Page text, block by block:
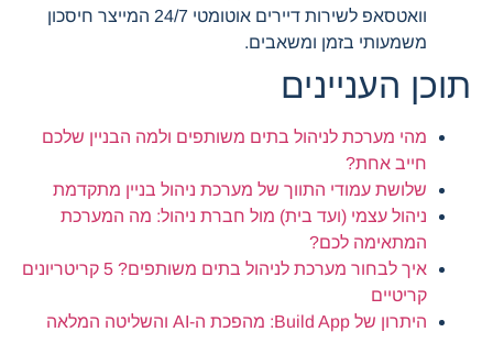
וואטסאפ לשירות דיירים אוטומטי 24/7 המייצר חיסכון
משמעותי בזמן ומשאבים.
תוכן העניינים
מהי מערכת לניהול בתים משותפים ולמה הבניין שלכם
חייב אחת?
שלושת עמודי התווך של מערכת ניהול בניין מתקדמת
ניהול עצמי (ועד בית) מול חברת ניהול: מה המערכת
המתאימה לכם?
איך לבחור מערכת לניהול בתים משותפים? 5 קריטריונים
קריטיים
היתרון של Build App: מהפכת ה-AI והשליטה המלאה